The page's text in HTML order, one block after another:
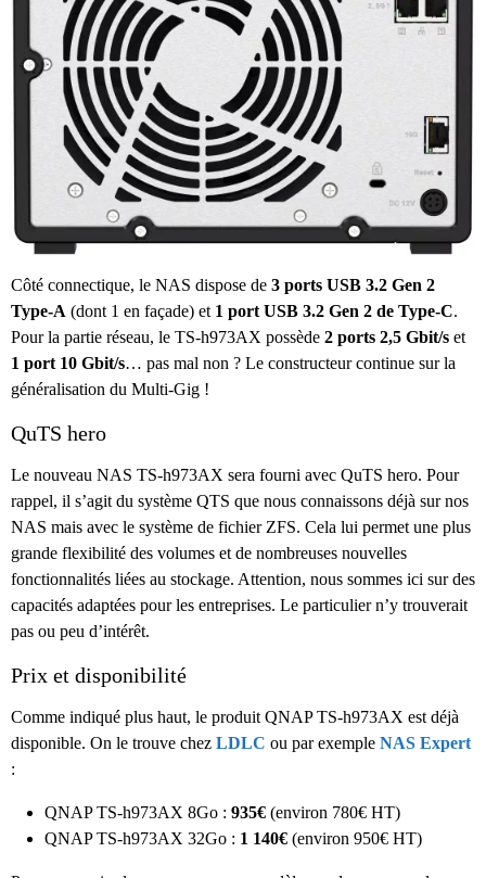
Côté connectique, le NAS dispose de 3 ports USB 3.2 Gen 2
Type-A (dont 1 en façade) et 1 port USB 3.2 Gen 2 de Type-C.
Pour la partie réseau, le TS-h973AX possède 2 ports 2,5 Gbit/s et
1 port 10 Gbit/s… pas mal non ? Le constructeur continue sur la
généralisation du Multi-Gig !
QuTS hero
Le nouveau NAS TS-h973AX sera fourni avec QuTS hero. Pour
rappel, il s’agit du système QTS que nous connaissons déjà sur nos
NAS mais avec le système de fichier ZFS. Cela lui permet une plus
grande flexibilité des volumes et de nombreuses nouvelles
fonctionnalités liées au stockage. Attention, nous sommes ici sur des
capacités adaptées pour les entreprises. Le particulier n’y trouverait
pas ou peu d’intérêt.
Prix et disponibilité
Comme indiqué plus haut, le produit QNAP TS-h973AX est déjà
disponible. On le trouve chez LDLC ou par exemple NAS Expert
:
QNAP TS-h973AX 8Go : 935€ (environ 780€ HT)
QNAP TS-h973AX 32Go : 1 140€ (environ 950€ HT)